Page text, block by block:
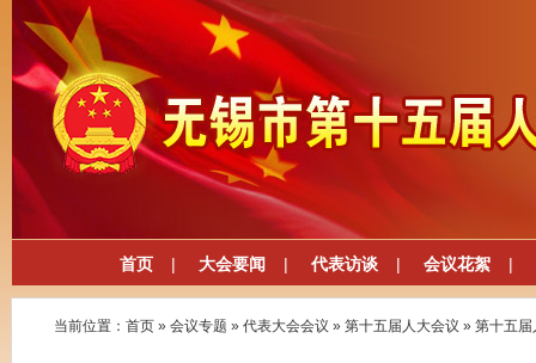
首页 | 大会要闻 | 代表访谈 | 会议花絮 |
当前位置： 首页 » 会议专题 » 代表大会会议 » 第十五届人大会议 » 第十五届